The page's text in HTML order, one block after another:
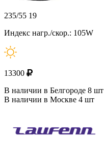
235/55 19
Индекс нагр./скор.: 105W
13300
В наличии в Белгороде 8 шт
В наличии в Москве 4 шт